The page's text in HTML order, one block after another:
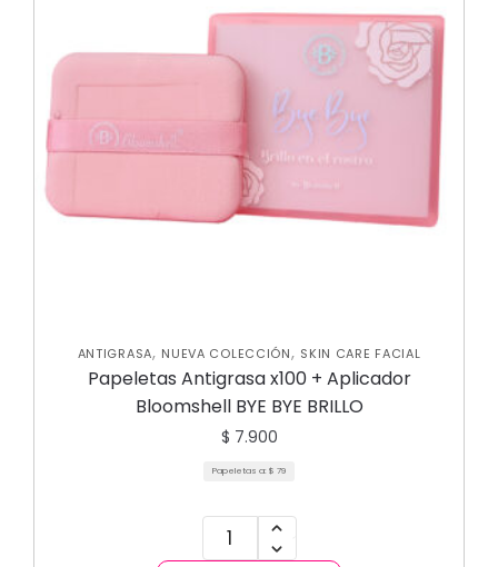
ANTIGRASA, NUEVA COLECCIÓN, SKIN CARE FACIAL
Papeletas Antigrasa x100 + Aplicador
Bloomshell BYE BYE BRILLO
$ 7.900
Papeletas a: $ 79